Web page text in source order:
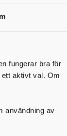
fungerar bra för
aktivt val. Om
användning av